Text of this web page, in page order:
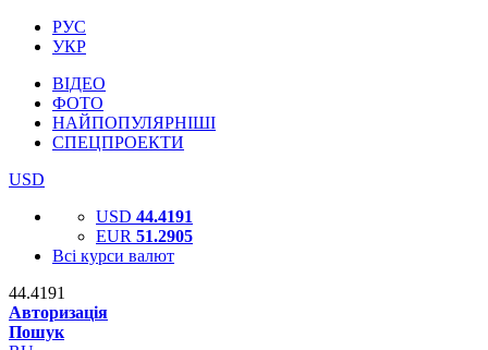
РУС
УКР
ВІДЕО
ФОТО
НАЙПОПУЛЯРНІШІ
СПЕЦПРОЕКТИ
USD
USD 44.4191
EUR 51.2905
Всі курси валют
44.4191
Авторизація
Пошук